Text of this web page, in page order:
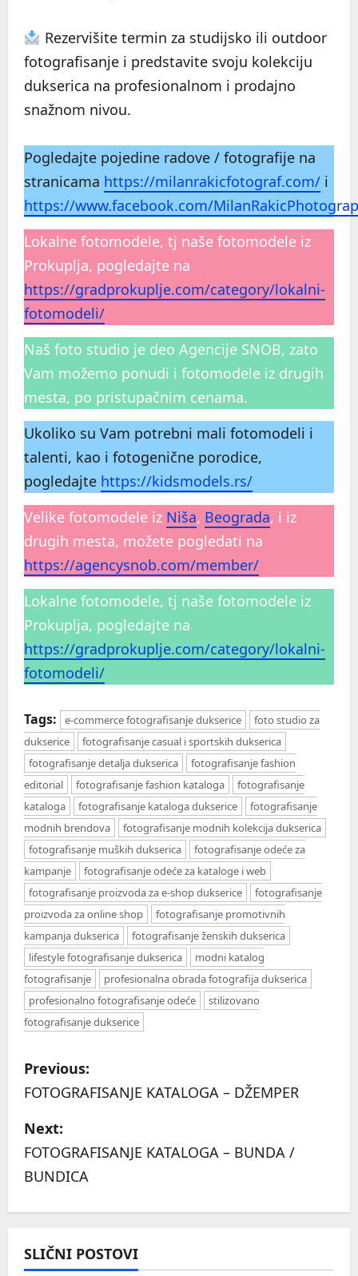
Rezervišite termin za studijsko ili outdoor
fotografisanje i predstavite svoju kolekciju
dukserica na profesionalnom i prodajno
snažnom nivou.
Pogledajte pojedine radove / fotografije na
stranicama https://milanrakicfotograf.com/ i
https://www.facebook.com/
Lokalne fotomodele, tj naše fotomodele iz
Prokuplja, pogledajte na
https://gradprokuplje.com/category/lokalni-
fotomodeli/
Naš foto studio je deo Agencije SNOB, zato
Vam možemo ponudi i fotomodele iz drugih
mesta, po pristupačnim cenama.
Ukoliko su Vam potrebni mali fotomodeli i
talenti, kao i fotogenične porodice,
pogledajte https://kidsmodels.rs/
Velike fotomodele iz Niša, Beograda, i iz
drugih mesta, možete pogledati na
https://agencysnob.com/member/
Lokalne fotomodele, tj naše fotomodele iz
Prokuplja, pogledajte na
https://gradprokuplje.com/category/lokalni-
fotomodeli/
Tags: e-commerce fotografisanje dukserice
foto studio za
dukserice
fotografisanje casual i sportskih dukserica
fotografisanje detalja dukserica
fotografisanje fashion
editorial
fotografisanje fashion kataloga
fotografisanje
kataloga
fotografisanje kataloga dukserice
fotografisanje
modnih brendova
fotografisanje modnih kolekcija dukserica
fotografisanje muških dukserica
fotografisanje odeće za
kampanje
fotografisanje odeće za kataloge i web
fotografisanje proizvoda za e-shop dukserice
fotografisanje
proizvoda za online shop
fotografisanje promotivnih
kampanja dukserica
fotografisanje ženskih dukserica
lifestyle fotografisanje dukserica
modni katalog
fotografisanje
profesionalna obrada fotografija dukserica
profesionalno fotografisanje odeće
stilizovano
fotografisanje dukserice
P
o
s
t
v
Previous:
FOTOGRAFISANJE KATALOGA – DŽEMPER
Next:
FOTOGRAFISANJE KATALOGA – BUNDA /
BUNDICA
SLIČNI POSTOVI